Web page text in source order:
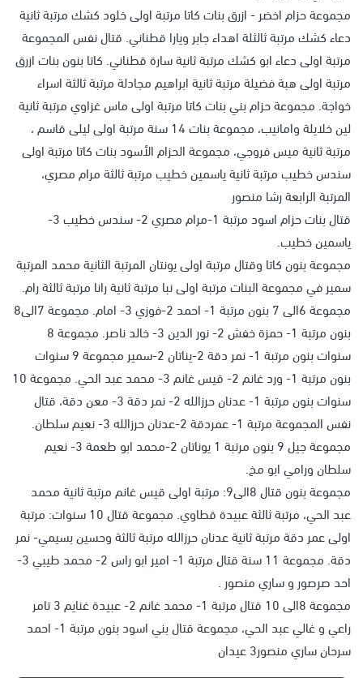
مجموعة حزام اخضر - ازرق بنات كاتا مرتبة اولى خلود كشك مرتبة ثانية
دعاء كشك مرتبة ثالثلة اهداء جابر ويارا قطناني. قتال نفس المجموعة
مرتبة اولى دعاء ابو كشك مرتبة ثانية سارة قطناني. كاتا بنون بنات ازرق
مرتبة اولى هبة فضيلة مرتبة ثانية ابراهيم مجادلة مرتبة ثالثة اسراء
خواجة. مجموعة حزام بني بنات كاتا مرتبة اولى ماس غزاوي مرتبة ثانية
لين خلايلة وامانيب، مجموعة بنات 14 سنة مرتبة اولى ليلى قاسم ،
مرتبة ثانية ميس فروجي، مجموعة الحزام الأسود بنات كاتا مرتبة اولى
سندس خطيب مرتبة ثانية ياسمين خطيب مرتبة ثالثة مرام مصري،
المرتبة الرابعة رشا منصور
قتال بنات حزام اسود مرتبة 1-مرام مصري 2- سندس خطيب 3-
ياسمين خطيب.
مجموعة بنون كاتا وقتال مرتبة اولى يونتان المرتبة الثانية محمد المرتبة
سمير في مجموعة البنات مرتبة اولى نبا مرتبة ثانية رانا مرتبة ثالثة رام.
مجموعة 6الى 7 بنون مرتبة 1- احمد 2-فوزي 3- امام. مجموعة 7الى8
بنون مرتبة 1- حمزة خفش 2- نور الدين 3- خالد ناصر. مجموعة 8
سنوات بنون مرتبة 1- نمر دقة 2-يناتان 2-سمير مجموعة 9 سنوات
بنون مرتبة 1- ورد غانم 2- قيس غانم 3- محمد عبد الحي. مجموعة 10
سنوات بنون مرتبة 1- عدنان حرزالله 2- نمر دقة 3- معن دقة، قتال
نفس المجموعة مرتبة 1- عمردقة 2-عدنان حرزالله 3- نعيم سلطان.
مجموعة جيل 9 بنون مرتبة 1 يوناتان 2-محمد ابو طعمة 3- نعيم
سلطان ورامي ابو مخ.
مجموعة بنون قتال 8الى9: مرتبة اولى قيس غانم مرتبة ثانية محمد
عبد الحي، مرتبة ثالثة عبيدة قطاوي. مجموعة قتال 10 سنوات: مرتبة
اولى عمر دقة مرتبة ثانية عدنان حرزالله مرتبة ثالثة وحسين بسيمي- نمر
دقة. مجموعة 11 سنة قتال مرتبة 1- امير ابو راس 2- محمد طيبي 3-
احد صرصور و ساري منصور .
مجموعة 8الى 10 قتال مرتبة 1- محمد غانم 2- عبيدة غنايم 3 تامر
راعي و غالي عبد الحي، مجموعة قتال بني اسود بنون مرتبة 1- احمد
سرحان ساري منصور3 عيدان